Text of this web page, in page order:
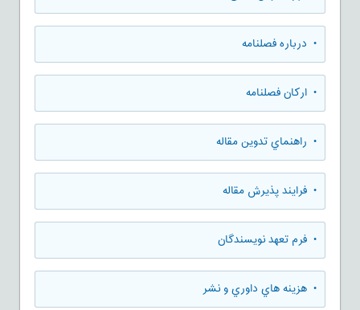
• درباره فصلنامه
• ارکان فصلنامه
• راهنماي تدوين مقاله
• فرایند پذیرش مقاله
• فرم تعهد نويسندگان
• هزينه هاي داوري و نشر